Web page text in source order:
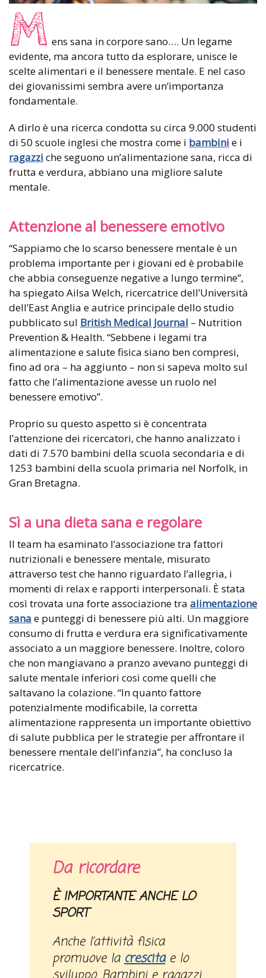
M ens sana in corpore sano…. Un legame
evidente, ma ancora tutto da esplorare, unisce le
scelte alimentari e il benessere mentale. E nel caso
dei giovanissimi sembra avere un’importanza
fondamentale.
A dirlo è una ricerca condotta su circa 9.000 studenti
di 50 scuole inglesi che mostra come i bambini e i
ragazzi che seguono un’alimentazione sana, ricca di
frutta e verdura, abbiano una migliore salute
mentale.
Attenzione al benessere emotivo
“Sappiamo che lo scarso benessere mentale è un
problema importante per i giovani ed è probabile
che abbia conseguenze negative a lungo termine”,
ha spiegato Ailsa Welch, ricercatrice dell’Università
dell’East Anglia e autrice principale dello studio
pubblicato sul British Medical Journal – Nutrition
Prevention & Health. “Sebbene i legami tra
alimentazione e salute fisica siano ben compresi,
fino ad ora – ha aggiunto – non si sapeva molto sul
fatto che l’alimentazione avesse un ruolo nel
benessere emotivo”.
Proprio su questo aspetto si è concentrata
l’attenzione dei ricercatori, che hanno analizzato i
dati di 7.570 bambini della scuola secondaria e di
1253 bambini della scuola primaria nel Norfolk, in
Gran Bretagna.
Sì a una dieta sana e regolare
Il team ha esaminato l’associazione tra fattori
nutrizionali e benessere mentale, misurato
attraverso test che hanno riguardato l’allegria, i
momenti di relax e rapporti interpersonali. È stata
così trovata una forte associazione tra alimentazione
sana e punteggi di benessere più alti. Un maggiore
consumo di frutta e verdura era significativamente
associato a un maggiore benessere. Inoltre, coloro
che non mangiavano a pranzo avevano punteggi di
salute mentale inferiori così come quelli che
saltavano la colazione. “In quanto fattore
potenzialmente modificabile, la corretta
alimentazione rappresenta un importante obiettivo
di salute pubblica per le strategie per affrontare il
benessere mentale dell’infanzia”, ha concluso la
ricercatrice.
Da ricordare
È IMPORTANTE ANCHE LO
SPORT
Anche l’attività fisica
promuove lacrescitae lo